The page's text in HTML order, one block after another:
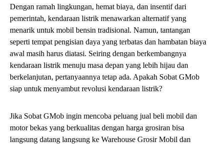
Dengan ramah lingkungan, hemat biaya, dan insentif dari
pemerintah, kendaraan listrik menawarkan alternatif yang
menarik untuk mobil bensin tradisional. Namun, tantangan
seperti tempat pengisian daya yang terbatas dan hambatan biaya
awal masih harus diatasi. Seiring dengan berkembangnya
kendaraan listrik menuju masa depan yang lebih hijau dan
berkelanjutan, pertanyaannya tetap ada. Apakah Sobat GMob
siap untuk menyambut revolusi kendaraan listrik?
Jika Sobat GMob ingin mencoba peluang jual beli mobil dan
motor bekas yang berkualitas dengan harga grosiran bisa
langsung datang langsung ke Warehouse Grosir Mobil dan